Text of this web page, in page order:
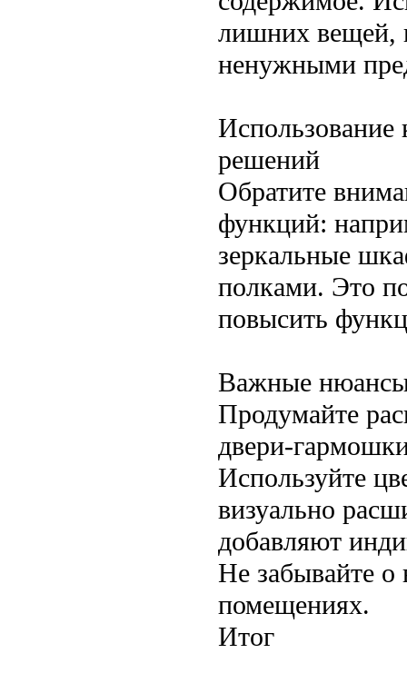
лишних вещей,
ненужными
решений
Обратите
функций:
зеркальные
полками. Это
повысить
Важные
Продумайте
двери-
Используйте
визуально
добавляют
Не забывайте
помещениях.
Итог